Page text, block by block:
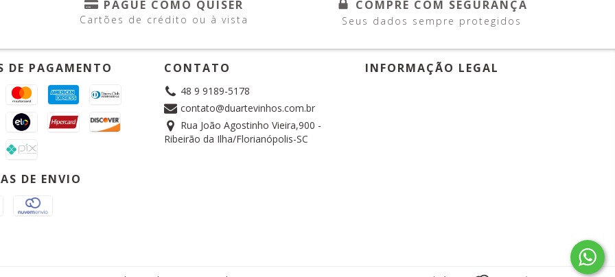
PAGUE COMO QUISER
Cartões de crédito ou à vista
COMPRE COM SEGURANÇA
Seus dados sempre protegidos
DE PAGAMENTO
DE ENVIO
CONTATO
48 9 9189-5178
contato@duartevinhos.com.br
Rua João Agostinho Vieira,900 -
Ribeirão da Ilha/Florianópolis-SC
INFORMAÇÃO LEGAL